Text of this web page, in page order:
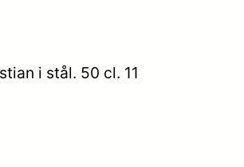
i stål. 50 cl. 11